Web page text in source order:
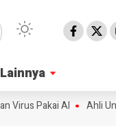
Lainnya
Lainnya
AI Ahli Ungkap